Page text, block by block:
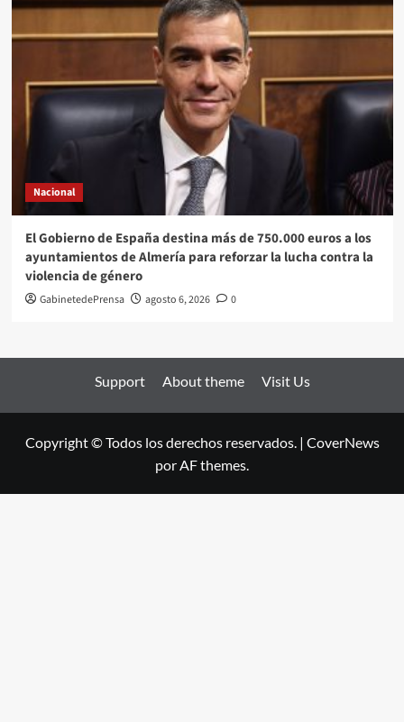
Nacional
El Gobierno de España destina más de 750.000 euros a los
ayuntamientos de Almería para reforzar la lucha contra la
violencia de género
GabinetedePrensa agosto 6, 2026 0
Support About theme Visit Us
Copyright © Todos los derechos reservados. | CoverNews
por AF themes.